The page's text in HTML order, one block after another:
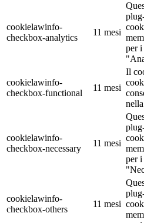
cookielawinfo-
checkbox-analytics
11 mesi
per i
cookielawinfo-
checkbox-functional
11 mesi
Il
cookielawinfo-
checkbox-necessary
11 mesi
per i
cookielawinfo-
checkbox-others
11 mesi